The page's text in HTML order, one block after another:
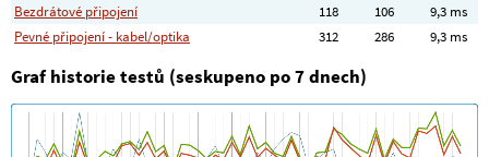
Bezdrátové připojení
118 106
9,3 ms
Pevné připojení - kabel/optika
312 286 9,3 ms
Graf historie testů (seskupeno po 7 dnech)